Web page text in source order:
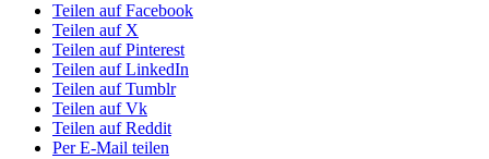
Teilen auf Facebook
Teilen auf X
Teilen auf Pinterest
Teilen auf LinkedIn
Teilen auf Tumblr
Teilen auf Vk
Teilen auf Reddit
Per E-Mail teilen